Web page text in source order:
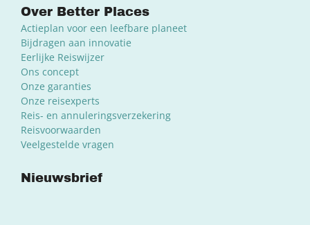
Over Better Places
Actieplan voor een leefbare planeet
Bijdragen aan innovatie
Eerlijke Reiswijzer
Ons concept
Onze garanties
Onze reisexperts
Reis- en annuleringsverzekering
Reisvoorwaarden
Veelgestelde vragen
Nieuwsbrief